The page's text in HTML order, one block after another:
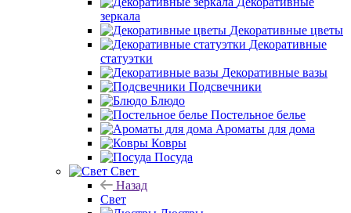
зеркала
Декоративные цветы
Декоративные
статуэтки
Декоративные вазы
Подсвечники
Блюдо
Постельное белье
Ароматы для дома
Ковры
Посуда
Свет
Назад
Свет